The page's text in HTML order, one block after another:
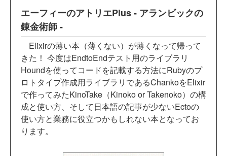
エーフィーのアトリエPlus - アランビックの
錬金術師 -
Elixirの薄い本（薄くない）が薄くなって帰って
きた！ 今度はEndtoEndテスト用のライブラリ
Houndを使ってコードを記載する方法にRubyのプ
ロトタイプ作成用ライブラリであるChankoをElixir
で作ってみたKinoTake（Kinoko or Takenoko）の構
成と使い方、そして日本語の記事が少ないEctoの
使い方と業務に役立つかもしれない本となってお
ります。